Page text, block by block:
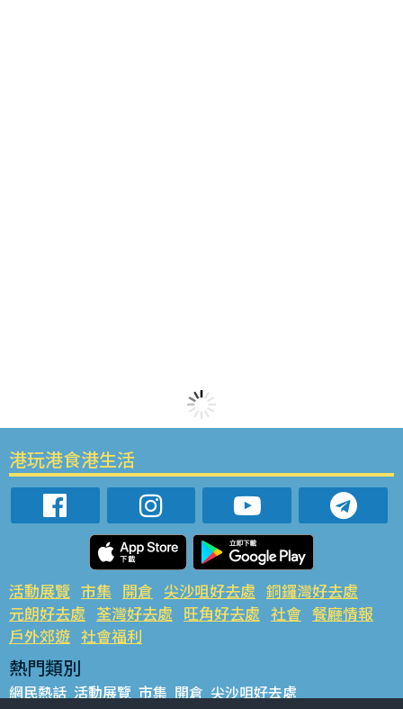
港玩港食港生活
活動展覽 市集 開倉 尖沙咀好去處 銅鑼灣好去處
元朗好去處 荃灣好去處 旺角好去處 社會 餐廳情報
戶外郊遊 社會福利
熱門類別
網民熱話 活動展覽 市集 開倉 尖沙咀好去處